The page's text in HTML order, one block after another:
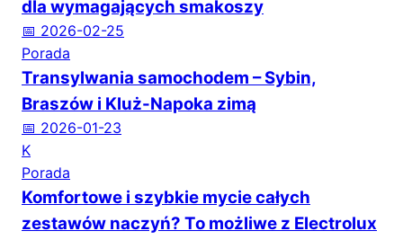
dla wymagających smakoszy
📅 2026-02-25
Porada
Transylwania samochodem – Sybin,
Braszów i Kluż-Napoka zimą
📅 2026-01-23
K
Porada
Komfortowe i szybkie mycie całych
zestawów naczyń? To możliwe z Electrolux